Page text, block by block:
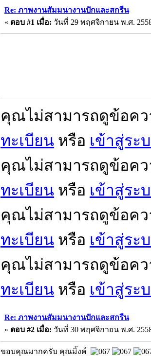
Re: ภาพงานสัมมนางานปักและสกรีน
« ตอบ #1 เมื่อ: วันที่ 29 พฤศจิกายน พ.ศ.
คุณไม่สามารถดูข้อค
ทะเบียน หรือ เข้าสู่ระ
คุณไม่สามารถดูข้อค
ทะเบียน หรือ เข้าสู่ระ
คุณไม่สามารถดูข้อค
ทะเบียน หรือ เข้าสู่ระ
คุณไม่สามารถดูข้อค
ทะเบียน หรือ เข้าสู่ระ
Re: ภาพงานสัมมนางานปักและสกรีน
« ตอบ #2 เมื่อ: วันที่ 30 พฤศจิกายน พ.ศ.
ขอบคุณมากครับ คุณมิ้งค์